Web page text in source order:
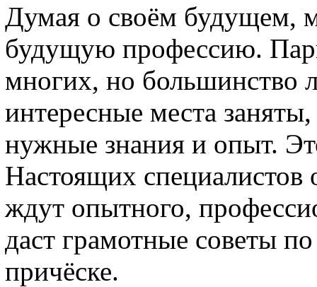
Думая о своём будущем,
будущую профессию.
многих, но большинство
интересные места
нужные знания и опыт.
Настоящих специалистов
ждут опытного,
даст грамотные советы
причёске.